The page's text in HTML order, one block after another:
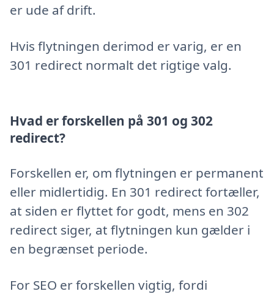
er ude af drift.
Hvis flytningen derimod er varig, er en
301 redirect normalt det rigtige valg.
Hvad er forskellen på 301 og 302
redirect?
Forskellen er, om flytningen er permanent
eller midlertidig. En 301 redirect fortæller,
at siden er flyttet for godt, mens en 302
redirect siger, at flytningen kun gælder i
en begrænset periode.
For SEO er forskellen vigtig, fordi